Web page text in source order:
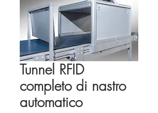
Tunnel RFID
completo di nastro
automatico